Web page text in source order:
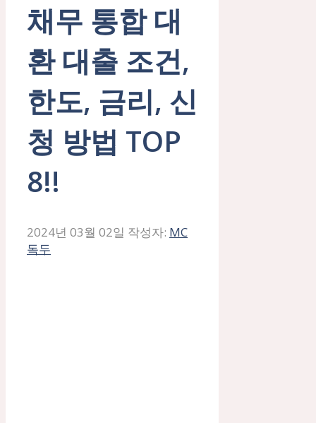
채무 통합 대
환 대출 조건,
한도, 금리, 신
청 방법 TOP
8!!
2024년 03월 02일 작성자: MC
독두